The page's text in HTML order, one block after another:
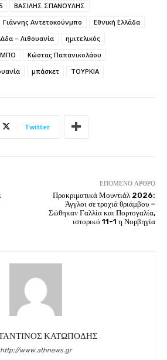
ΒΑΣΙΛΗΣ ΣΠΑΝΟΥΛΗΣ
Γιάννης Αντετοκούνμπο
Εθνική Ελλάδα
– Λιθουανία
ημιτελικός
Κώστας Παπανικολάου
μπάσκετ ΤΟΥΡΚΙΑ
Twitter
ΕΠΌΜΕΝΟ ΆΡΘΡΟ
Προκριματικά Μουντιάλ 2026:
Άγγλοι σε τροχιά θριάμβου –
Σώθηκαν Γαλλία και Πορτογαλία,
ιστορικό 11-1 η Νορβηγία
ΚΑΤΩΠΟΔΗΣ
http://www.athnews.gr